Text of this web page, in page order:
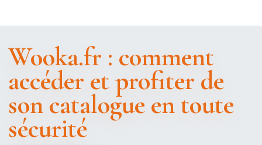
Wooka.fr : comment
accéder et profiter de
son catalogue en toute
sécurité